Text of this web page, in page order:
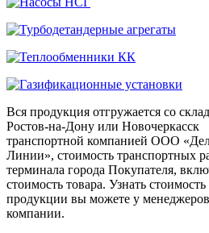
Вся продукция отгружается со
Ростов-на-Дону или Новочеркасск
транспортной компанией ООО
Линии», стоимость транспортных
терминала города Покупателя,
стоимость товара. Узнать стоимость
продукции вы можете у
компании.